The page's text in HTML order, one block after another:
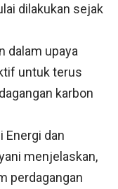
dilakukan sejak
dalam upaya
untuk terus
karbon
Energi dan
menjelaskan,
perdagangan